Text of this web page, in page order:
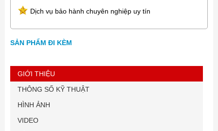
Dịch vụ bảo hành chuyên nghiệp uy tín
SẢN PHẨM ĐI KÈM
GIỚI THIỆU
THÔNG SỐ KỸ THUẬT
HÌNH ẢNH
VIDEO